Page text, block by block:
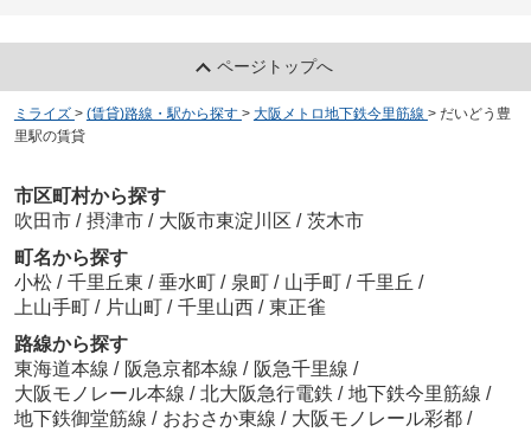
ページトップへ
ミライズ > (賃貸)路線・駅から探す > 大阪メトロ地下鉄今里筋線 > だいどう豊
里駅の賃貸
市区町村から探す
吹田市 / 摂津市 / 大阪市東淀川区 / 茨木市
町名から探す
小松 / 千里丘東 / 垂水町 / 泉町 / 山手町 / 千里丘 /
上山手町 / 片山町 / 千里山西 / 東正雀
路線から探す
東海道本線 / 阪急京都本線 / 阪急千里線 /
大阪モノレール本線 / 北大阪急行電鉄 / 地下鉄今里筋線 /
地下鉄御堂筋線 / おおさか東線 / 大阪モノレール彩都 /